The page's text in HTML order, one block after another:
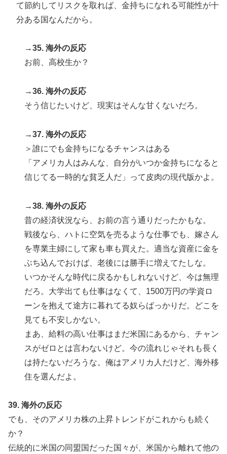
て節約してリスクを取れば、金持ちになれる可能性が十
分ある国なんだから。
→35. 海外の反応
お前、高校生か？
→36. 海外の反応
そう信じたいけど、現実はそんな甘くないだろ。
→37. 海外の反応
＞誰にでも金持ちになるチャンスはある
「アメリカ人はみんな、自分がいつか金持ちになると
信じてる一時的な貧乏人だ」って皮肉の現代版かよ。
→38. 海外の反応
昔の経済状況なら、お前の言う通りだったかもな。
戦後なら、ハトに空気を売るような仕事でも、嫁さん
を専業主婦にして家も車も買えた。適当な資産に金を
ぶち込んでおけば、老後には勝手に増えてたしな。
いつかそんな時代に戻るかもしれないけど、今は無理
だろ。大学出ても仕事はなくて、1500万円の学資ロ
ーンを抱えて途方に暮れてる奴らばっかりだ。どこを
見ても不安しかない。
まあ、給料の高い仕事はまだ米国にあるから、チャン
スがゼロとは言わないけど。今の流れじゃそれも長く
は持たないだろうな。俺はアメリカ人だけど、海外移
住を選んだよ。
39. 海外の反応
でも、そのアメリカ株の上昇トレンドがこれからも続く
か？
伝統的に米国の同盟国だった国々が、米国から離れて他の